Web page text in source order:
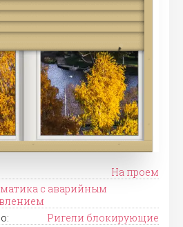
На проем
с аварийным
Ригели блокирующие